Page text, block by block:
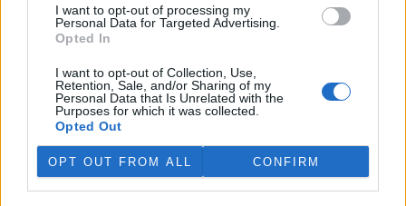
I want to opt-out of processing my
Personal Data for Targeted Advertising.
Opted In
I want to opt-out of Collection, Use,
Retention, Sale, and/or Sharing of my
Personal Data that Is Unrelated with the
Purposes for which it was collected.
Opted Out
OPT OUT FROM ALL CONFIRM
Diskuse: 1
Historická cihlová kanalizace v
technickém stavu. Podle
vodáren k tomu přispívá
vejčitý profil stok, který zlepšuje jejich samočištění a umožňuje
odvádět víc vody při přívalových deštích. ČTK to řekl mistr provozu
Organizace v Česku a Německu chtějí víc